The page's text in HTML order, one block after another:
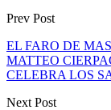
Prev Post
EL FARO DE
MATTEO
CELEBRA LOS
Next Post